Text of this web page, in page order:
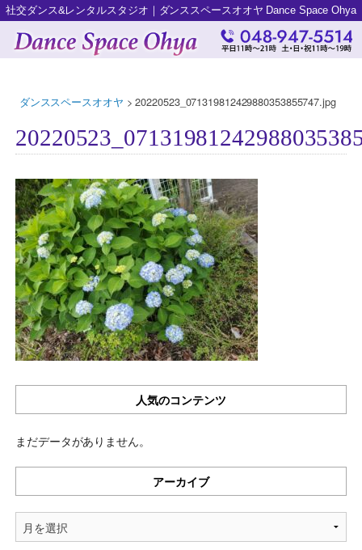
社交ダンス&レンタルスタジオ｜ダンススペースオオヤ Dance Space Ohya
ダンススペースオオヤ >20220523_071319812429880353855747.jpg
人気のコンテンツ
まだデータがありません。
アーカイブ
ア
ー